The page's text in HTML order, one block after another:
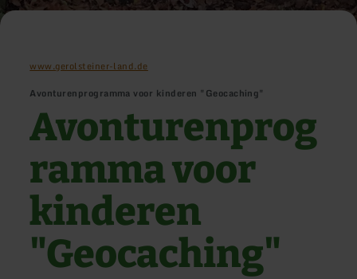
www.gerolsteiner-land.de
Avonturenprogramma voor kinderen "Geocaching"
Avonturenprog
ramma voor
kinderen
"Geocaching"